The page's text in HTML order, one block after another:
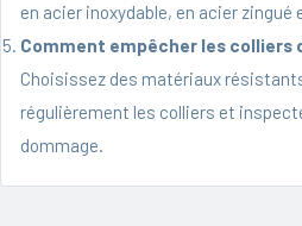
en acier inoxydable, en acier zingué
Comment empêcher les colliers
Choisissez des matériaux
régulièrement les colliers et
dommage.